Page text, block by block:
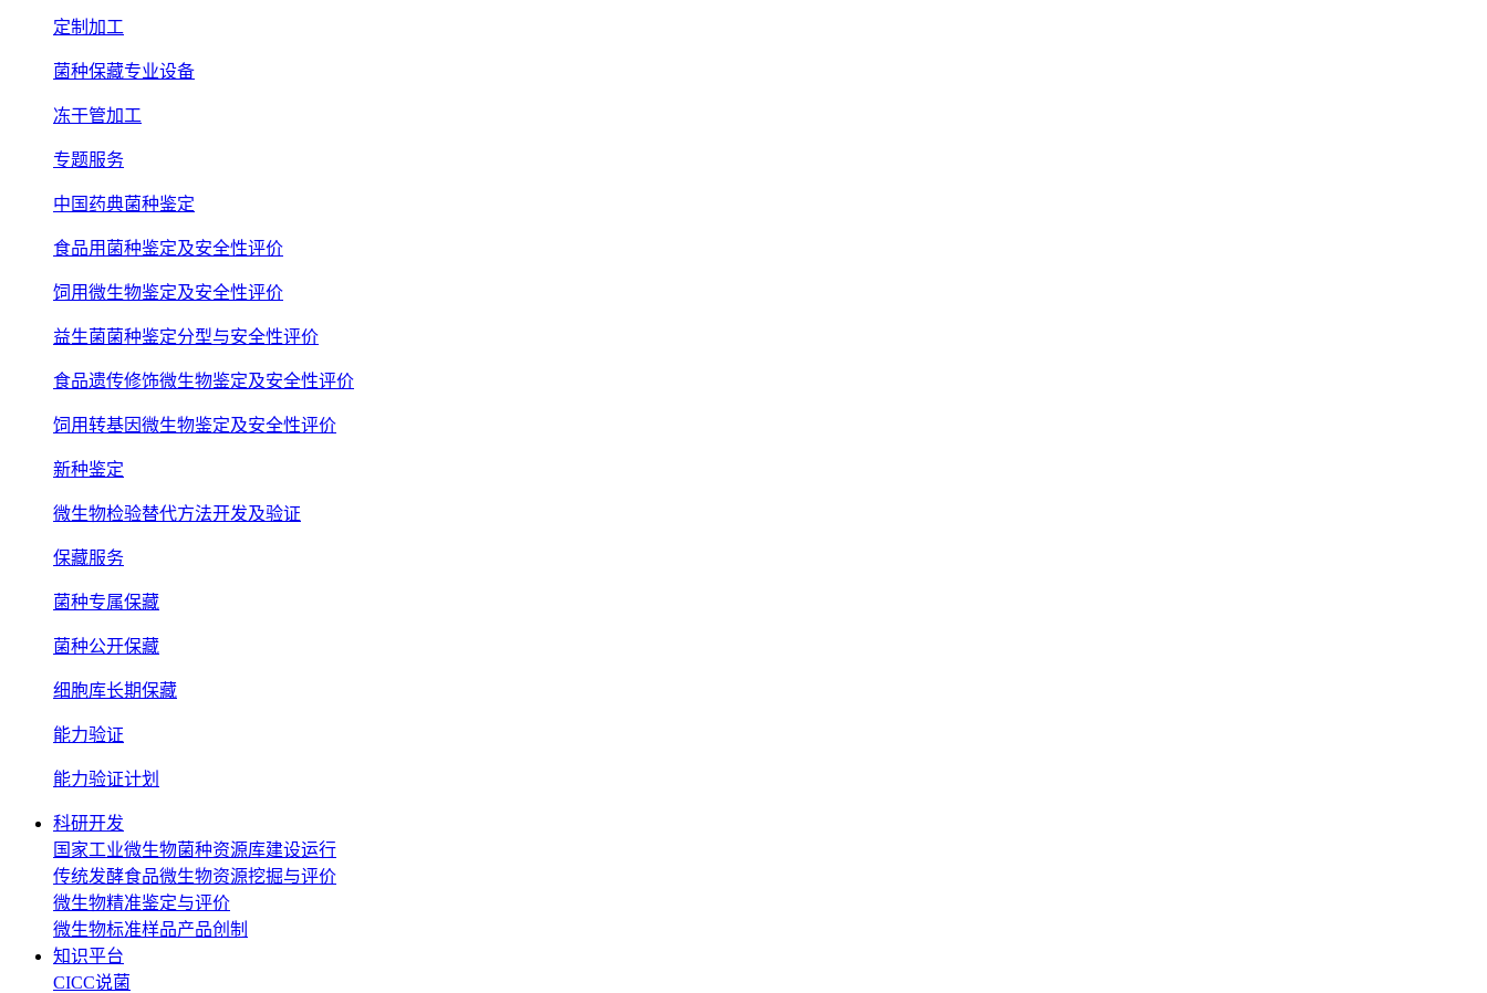
定制加工
菌种保藏专业设备
冻干管加工
专题服务
中国药典菌种鉴定
食品用菌种鉴定及安全性评价
饲用微生物鉴定及安全性评价
益生菌菌种鉴定分型与安全性评价
食品遗传修饰微生物鉴定及安全性评价
饲用转基因微生物鉴定及安全性评价
新种鉴定
微生物检验替代方法开发及验证
保藏服务
菌种专属保藏
菌种公开保藏
细胞库长期保藏
能力验证
能力验证计划
科研开发
国家工业微生物菌种资源库建设运行
传统发酵食品微生物资源挖掘与评价
微生物精准鉴定与评价
微生物标准样品产品创制
知识平台
CICC说菌